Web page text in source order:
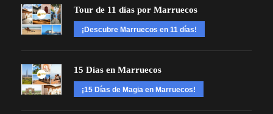
Tour de 11 días por Marruecos
¡Descubre Marruecos en 11 días!
15 Días en Marruecos
¡15 Días de Magia en Marruecos!